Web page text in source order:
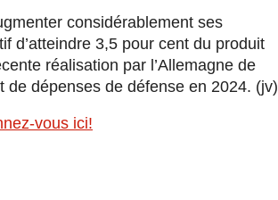
considérablement ses
d’atteindre 3,5 pour cent du produit
réalisation par l’Allemagne de
de dépenses de défense en 2024. (jv)
vous ici!